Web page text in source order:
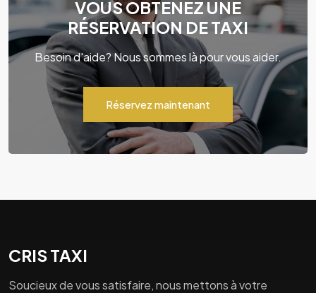
VOUS OBTENEZ UNE
RÉSERVATION DE TAXI
Besoin d'aide? Nous sommes là pour vous aider.
Réservez maintenant
CRIS TAXI
Soucieux de vous satisfaire, nous mettons à votre